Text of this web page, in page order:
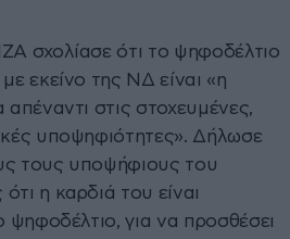
σχολίασε ότι το ψηφοδέλτιο
εκείνο της ΝΔ είναι «η
απέναντι στις στοχευμένες,
υποψηφιότητες». Δήλωσε
τους υποψήφιους του
η καρδιά του είναι
ψηφοδέλτιο, για να προσθέσει